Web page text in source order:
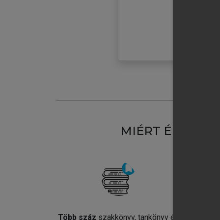
MIÉRT
Több száz szakkönyv, tankönyv és